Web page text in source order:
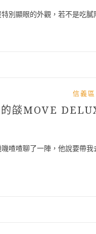
特別顯眼的外觀，若不是吃
信義區
燄MOVE
喳喳聊了一陣，他說要帶